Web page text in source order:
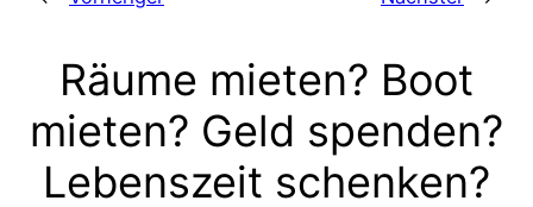
Räume mieten? Boot
mieten? Geld spenden?
Lebenszeit schenken?